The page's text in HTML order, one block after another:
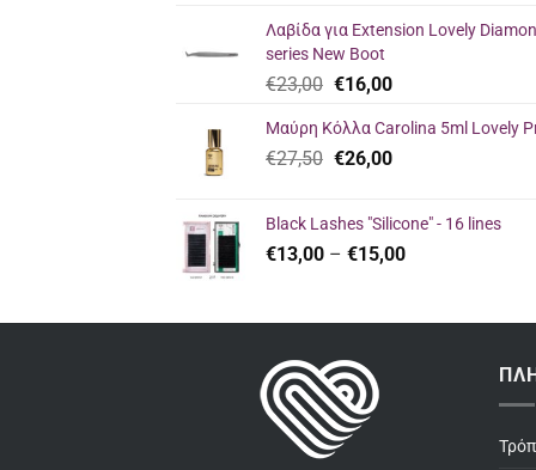
was:
€26,00.
τιμή
€19,00.
Λαβίδα για Extension Lovely
series New Boot
€23,00 Original
was:
€23,00.
€16,00Η
τιμή
είναι:
Μαύρη Κόλλα Carolina 5ml Lovely
€27,50 Original
€27,50.
€26,00Η
είναι:
€26,00.
Black Lashes "Silicone" - 16 lines
€13,00 – €15,00Price
through